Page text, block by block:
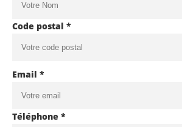
Code postal *
Email *
Téléphone *